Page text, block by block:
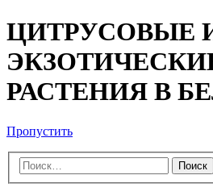
ЦИТРУСОВЫЕ
РАСТЕНИЯ В
Пропустить
Поиск